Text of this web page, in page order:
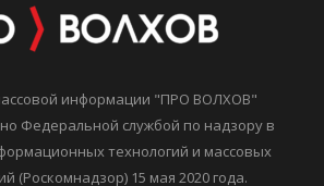
информации "ПРО ВОЛХОВ"
Федеральной службой по надзору в